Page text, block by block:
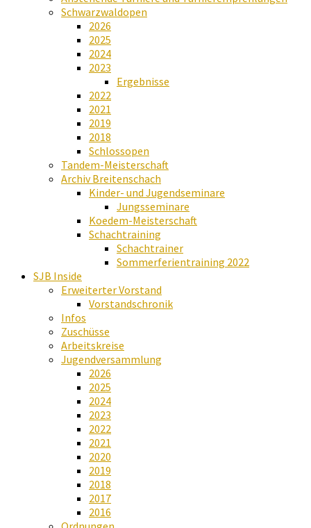
Schwarzwaldopen
2026
2025
2024
2023
Ergebnisse
2022
2021
2019
2018
Schlossopen
Tandem-Meisterschaft
Archiv Breitenschach
Kinder- und Jugendseminare
Jungsseminare
Koedem-Meisterschaft
Schachtraining
Schachtrainer
Sommerferientraining 2022
SJB Inside
Erweiterter Vorstand
Vorstandschronik
Infos
Zuschüsse
Arbeitskreise
Jugendversammlung
2026
2025
2024
2023
2022
2021
2020
2019
2018
2017
2016